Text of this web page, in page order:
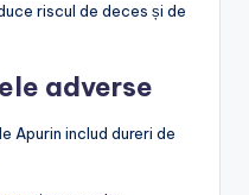
riscul de deces și de
adverse
Apurin includ dureri de